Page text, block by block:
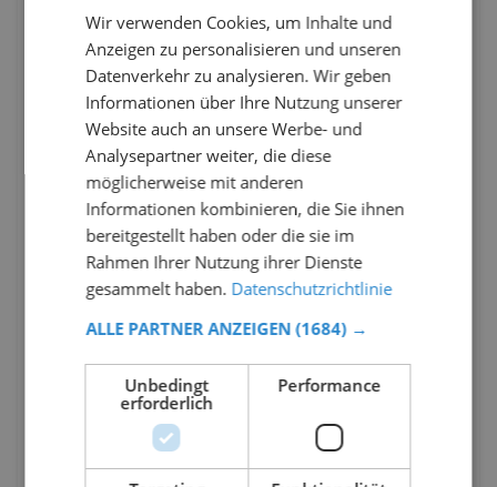
Wir verwenden Cookies, um Inhalte und
Anzeigen zu personalisieren und unseren
Datenverkehr zu analysieren. Wir geben
Informationen über Ihre Nutzung unserer
Website auch an unsere Werbe- und
Analysepartner weiter, die diese
möglicherweise mit anderen
Informationen kombinieren, die Sie ihnen
bereitgestellt haben oder die sie im
Rahmen Ihrer Nutzung ihrer Dienste
gesammelt haben. Datenschutzrichtlinie
ALLE PARTNER ANZEIGEN (1684) →
Unbedingt
erforderlich
Performance